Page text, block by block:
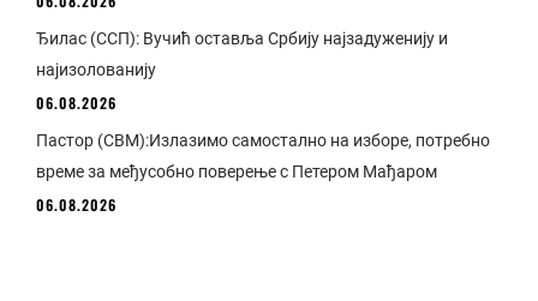
Ђилас (ССП): Вучић оставља Србију најзадуженију и
најизолованију
06.08.2026
Пастор (СВМ):Излазимо самостално на изборе, потребно
време за међусобно поверење с Петером Мађаром
06.08.2026